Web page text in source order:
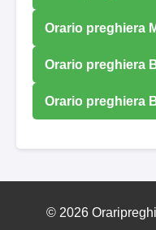
Orario preghiera
Orario preghiera
Orario preghiera
© 2026